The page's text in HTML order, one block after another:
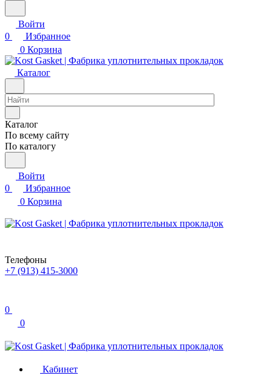
Войти
0
Избранное
0 Корзина
Каталог
Каталог
По всему сайту
По каталогу
Войти
0
Избранное
0 Корзина
Телефоны
+7 (913) 415-3000
0
0
Кабинет